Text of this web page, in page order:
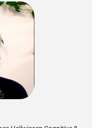
die Lebensenergie kann